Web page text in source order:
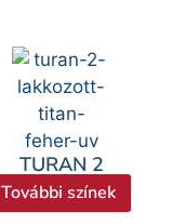
TURAN 2
További színek